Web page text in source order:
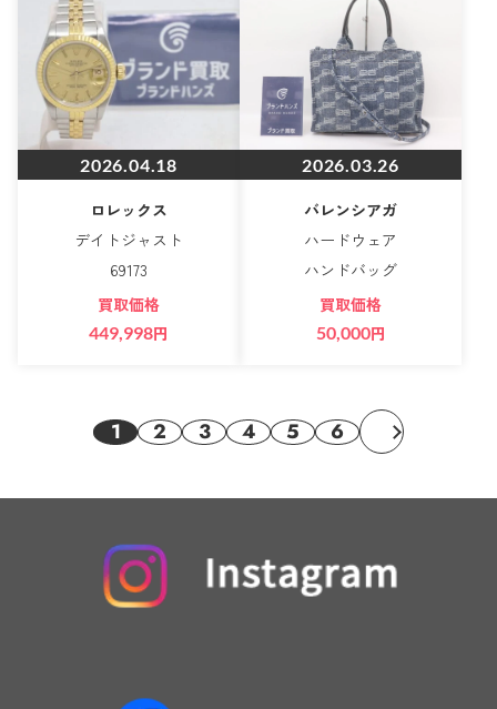
2026.04.18
ロレックス
デイトジャスト
69173
買取価格
449,998円
2026.03.26
バレンシアガ
ハードウェア
ハンドバッグ
買取価格
50,000円
1 2 3 4 5 6